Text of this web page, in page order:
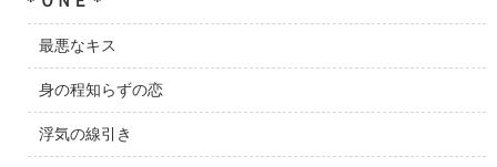
最悪なキス
身の程知らずの恋
浮気の線引き